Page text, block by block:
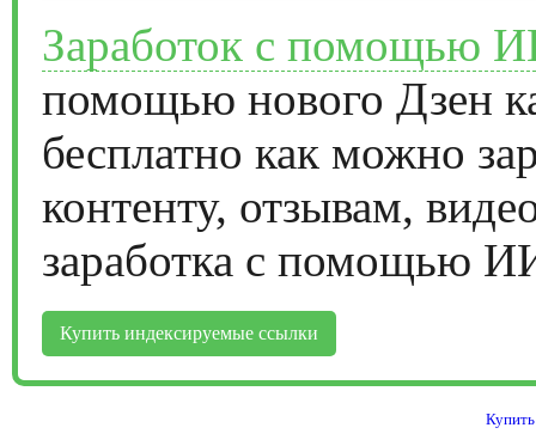
Заработок с помощью
помощью нового Дзен
бесплатно как можно
контенту, отзывам,
заработка с помощью
Купить индексируемые ссылки